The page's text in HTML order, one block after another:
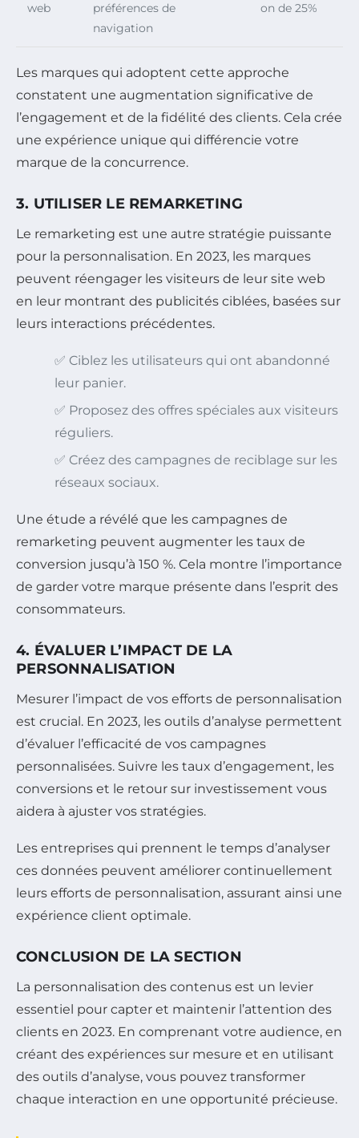
web
préférences de
navigation
on de 25%
Les marques qui adoptent cette approche
constatent une augmentation significative de
l’engagement et de la fidélité des clients. Cela crée
une expérience unique qui différencie votre
marque de la concurrence.
3. UTILISER LE REMARKETING
Le remarketing est une autre stratégie puissante
pour la personnalisation. En 2023, les marques
peuvent réengager les visiteurs de leur site web
en leur montrant des publicités ciblées, basées sur
leurs interactions précédentes.
✅ Ciblez les utilisateurs qui ont abandonné
leur panier.
✅ Proposez des offres spéciales aux visiteurs
réguliers.
✅ Créez des campagnes de reciblage sur les
réseaux sociaux.
Une étude a révélé que les campagnes de
remarketing peuvent augmenter les taux de
conversion jusqu’à 150 %. Cela montre l’importance
de garder votre marque présente dans l’esprit des
consommateurs.
4. ÉVALUER L’IMPACT DE LA
PERSONNALISATION
Mesurer l’impact de vos efforts de personnalisation
est crucial. En 2023, les outils d’analyse permettent
d’évaluer l’efficacité de vos campagnes
personnalisées. Suivre les taux d’engagement, les
conversions et le retour sur investissement vous
aidera à ajuster vos stratégies.
Les entreprises qui prennent le temps d’analyser
ces données peuvent améliorer continuellement
leurs efforts de personnalisation, assurant ainsi une
expérience client optimale.
CONCLUSION DE LA SECTION
La personnalisation des contenus est un levier
essentiel pour capter et maintenir l’attention des
clients en 2023. En comprenant votre audience, en
créant des expériences sur mesure et en utilisant
des outils d’analyse, vous pouvez transformer
chaque interaction en une opportunité précieuse.